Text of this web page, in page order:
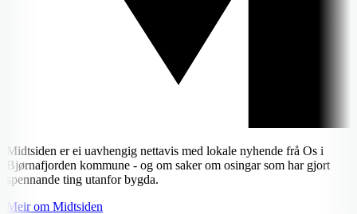
Midtsiden er ei uavhengig nettavis med lokale nyhende frå Os i
Bjørnafjorden kommune - og om saker om osingar som har gjort
spennande ting utanfor bygda.
Meir om Midtsiden